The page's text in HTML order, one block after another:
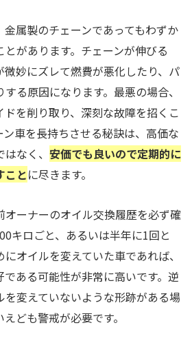
属製のチェーンであってもわずか
があります。チェーンが伸びる
微妙にズレて燃費が悪化したり、パ
る原因になります。最悪の場合、
を削り取り、深刻な故障を招くこ
ン車を長持ちさせる秘訣は、高価な
なく、 安価でも良いので定期的に
ことに尽きます。
オーナーのオイル交換履歴を必ず確
キロごと、あるいは半年に1回と
オイルを変えていた車であれば、
ある可能性が非常に高いです。逆
を変えていないような形跡がある場
ども警戒が必要です。